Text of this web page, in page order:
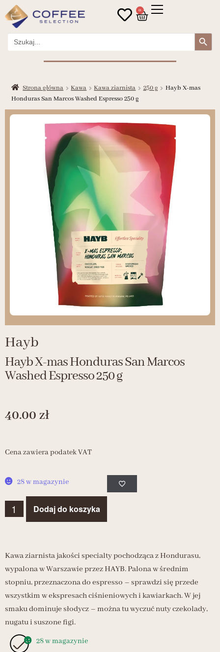
0
Search
for:
Search Button
Strona główna Kawa Kawa ziarnista 250 g
Hayb X-mas
Honduras San Marcos Washed Espresso 250 g
Hayb
Hayb X-mas Honduras San Marcos
Washed Espresso 250 g
40.00 zł
Cena zawiera podatek VAT
28 w magazynie
Dodaj do koszyka
Kawa ziarnista jakości specialty pochodząca z Hondurasu,
wypalona w Warszawie przez HAYB. Palona w średnim
stopniu, przeznaczona do espresso – sprawdzi się przede
wszystkim w ekspresach ciśnieniowych i kawiarkach. W jej
smaku dominuje słodycz – można tu wyczuć nuty czekolady,
nugatu i suszone figi.
28 w magazynie